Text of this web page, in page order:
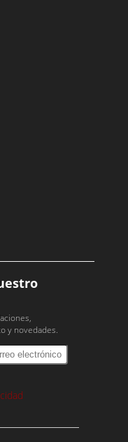
y novedades.